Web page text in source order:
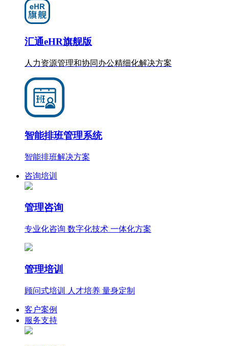
汇通eHR旗舰版
人力资源管理和协同办公精细化解决方案
智能排班管理系统
智能排班解决方案
咨询培训
管理咨询
专业化咨询 数字化技术 一体化方案
管理培训
顾问式培训 人才培养 量身定制
客户案例
服务支持